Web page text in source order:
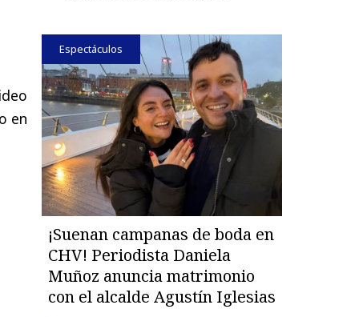
en
Espectáculos
¡Suenan campanas de boda en
CHV! Periodista Daniela
Muñoz anuncia matrimonio
con el alcalde Agustín Iglesias